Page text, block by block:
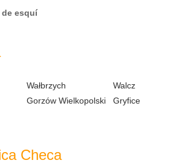
de esquí
Wałbrzych Walcz
Gorzów Wielkopolski Gryfice
Checa